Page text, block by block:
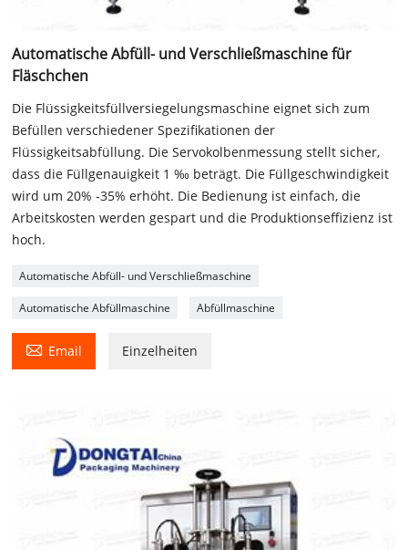
Automatische Abfüll- und Verschließmaschine für
Fläschchen
Die Flüssigkeitsfüllversiegelungsmaschine eignet sich zum
Befüllen verschiedener Spezifikationen der
Flüssigkeitsabfüllung. Die Servokolbenmessung stellt sicher,
dass die Füllgenauigkeit 1 ‰ beträgt. Die Füllgeschwindigkeit
wird um 20% -35% erhöht. Die Bedienung ist einfach, die
Arbeitskosten werden gespart und die Produktionseffizienz ist
hoch.
Automatische Abfüll- und Verschließmaschine
Automatische Abfüllmaschine Abfüllmaschine
 Email Einzelheiten